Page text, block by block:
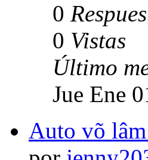
0
0 Vistas
Último
Jue Ene
Auto võ